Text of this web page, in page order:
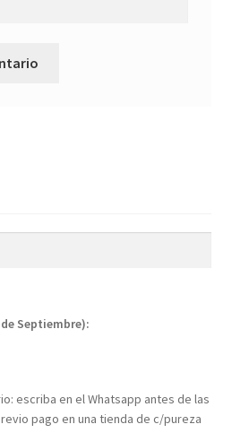
Septiembre):
escriba en el Whatsapp antes de las
pago en una tienda de c/pureza